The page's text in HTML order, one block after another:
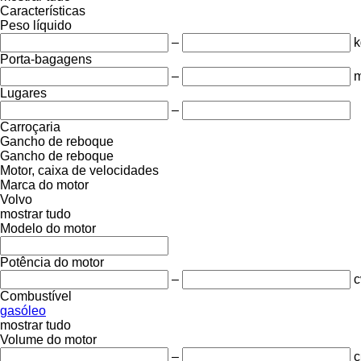
Características
Peso líquido
–
Porta-bagagens
–
Lugares
–
Carroçaria
Gancho de reboque
Gancho de reboque
Motor, caixa de velocidades
Marca do motor
Volvo
mostrar tudo
Modelo do motor
Potência do motor
–
Combustível
gasóleo
mostrar tudo
Volume do motor
–